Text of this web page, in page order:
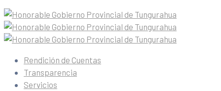
Rendición de Cuentas
Transparencia
Servicios